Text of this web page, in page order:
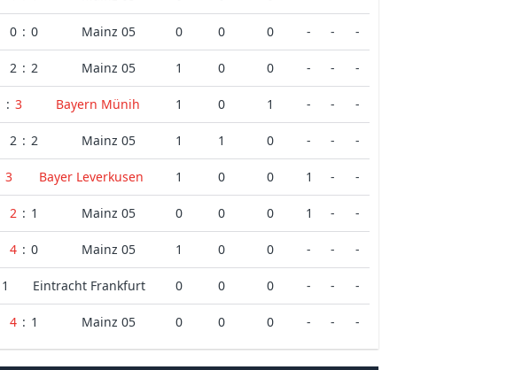
0 : 0 Mainz 05 0 0 0 - - -
2 : 2 Mainz 05 1 0 0 - - -
: 3 Bayern Münih 1 0 1 - - -
2 : 2 Mainz 05 1 1 0 - - -
3 Bayer Leverkusen 1 0 0 1 - -
2 : 1 Mainz 05 0 0 0 1 - -
4 : 0 Mainz 05 1 0 0 - - -
1 Eintracht Frankfurt 0 0 0 - - -
4 : 1 Mainz 05 0 0 0 - - -